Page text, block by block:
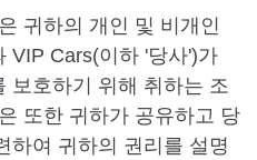
귀하의 개인 및 비개인
VIP Cars(이하 '당사')가
보호하기 위해 취하는 조
또한 귀하가 공유하고 당
하여 귀하의 권리를 설명